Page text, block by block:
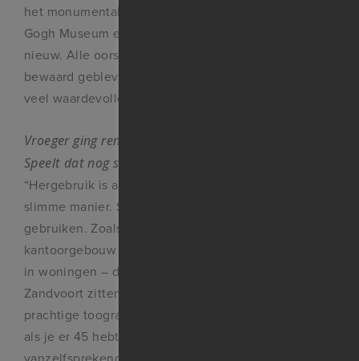
het monumentale Moco-museum, tussen het Van
Gogh Museum en het Rijksmuseum, is van binnen
nieuw. Alle oorspronkelijke ornamenten zijn
bewaard gebleven of teruggeplaatst. Zo’n pand is
veel waardevoller dan je ooit nieuw kan bouwen.”
Vroeger ging renoveren vooral over hergebruik.
Speelt dat nog steeds een rol?
“Hergebruik is altijd ons doel, maar wel op een
slimme manier. Soms kunnen we dingen elders
gebruiken. Zoals de ramen uit een oud
kantoorgebouw – dat in Bloemendaal omgebouwd is
in woningen – die nu in het Beachhouse Hotel in
Zandvoort zitten. Als je weet wat het kost om die
prachtige toogramen te laten maken, dan ben je blij
als je er 45 hebt liggen. Maar het moet wel